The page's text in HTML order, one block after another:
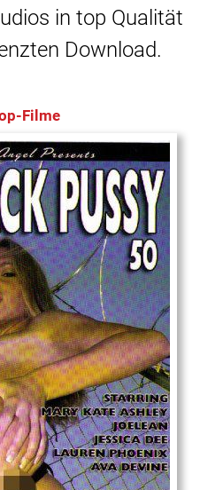
in top Qualität
Download.
Filme